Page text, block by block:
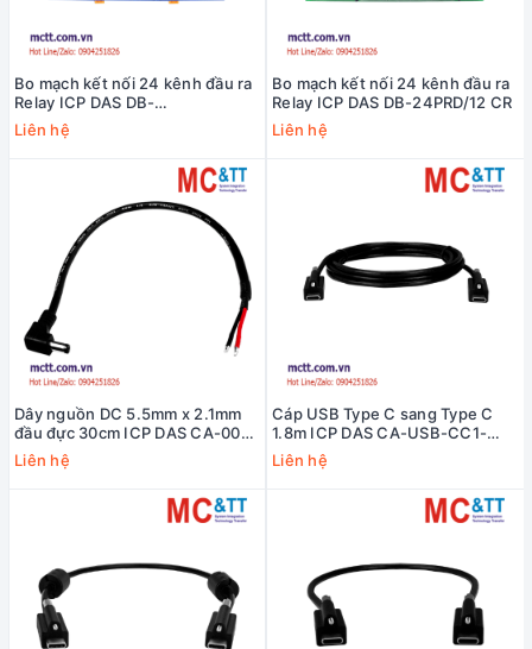
Bo mạch kết nối 24 kênh đầu ra
Relay ICP DAS DB-
24PRD/12/DIN CR
Liên hệ
Bo mạch kết nối 24 kênh đầu ra
Relay ICP DAS DB-24PRD/12 CR
Liên hệ
Dây nguồn DC 5.5mm x 2.1mm
đầu đực 30cm ICP DAS CA-002-
UL CR
Liên hệ
Cáp USB Type C sang Type C
1.8m ICP DAS CA-USB-CC1-
L018 CR
Liên hệ